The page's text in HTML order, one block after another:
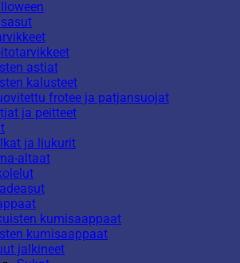
astiat
kalusteet
frotee ja patjansuojat
ja peitteet
ja liukurit
altaat
kumisaappaat
kumisaappaat
jalkineet